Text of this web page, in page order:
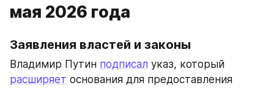
мая 2026 года
Заявления властей и законы
Владимир Путин подписал
расширяет